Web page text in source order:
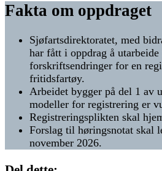
Fakta om oppdraget
Sjøfartsdirektoratet, med
har fått i oppdrag å
forskriftsendringer for en
fritidsfartøy.
Arbeidet bygger på del 1 av
modeller for registrering er
Registreringsplikten skal
Forslag til høringsnotat skal
november 2026.